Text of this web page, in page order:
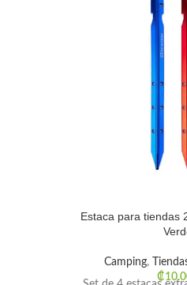
Estaca para tiendas
Camping,
₡